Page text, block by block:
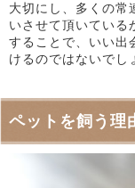
大切にし、多くの常
いさせて頂いている
することで、いい出
けるのではないでし
ペットを飼う理